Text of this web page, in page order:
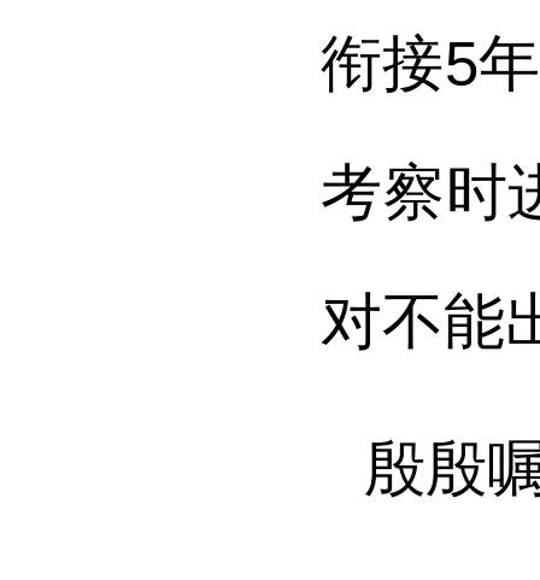
衔接5
考察时
对不能
殷殷